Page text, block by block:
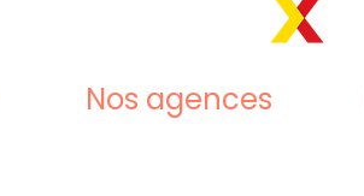
Nos agences